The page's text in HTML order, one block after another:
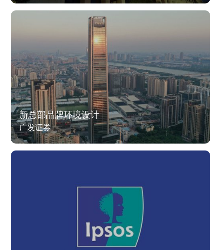
新总部品牌环境设计
广发证券